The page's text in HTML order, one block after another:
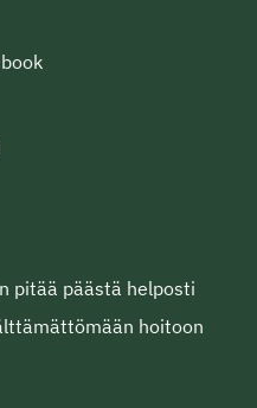
pitää päästä helposti
hoitoon